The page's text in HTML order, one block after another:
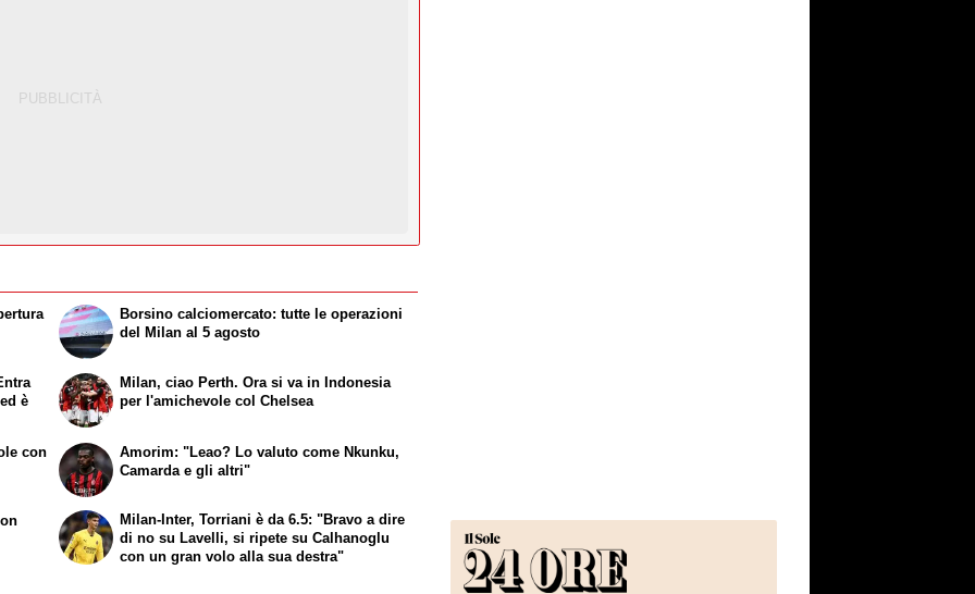
è
Borsino calciomercato: tutte le operazioni
del Milan al 5 agosto
Milan, ciao Perth. Ora si va in Indonesia
per l'amichevole col Chelsea
con
Amorim: "Leao? Lo valuto come Nkunku,
Camarda e gli altri"
Milan-Inter, Torriani è da 6.5: "Bravo a dire
di no su Lavelli, si ripete su Calhanoglu
con un gran volo alla sua destra"